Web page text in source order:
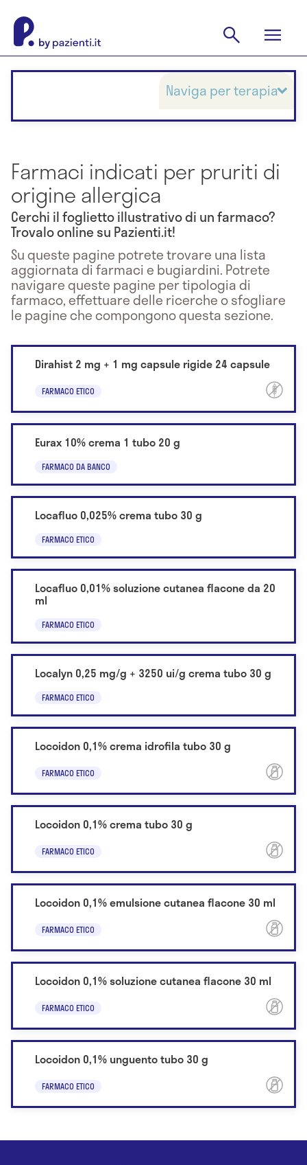
Farmaci indicati per pruriti di
origine allergica
Cerchi il foglietto illustrativo di un farmaco?
Trovalo online su Pazienti.it!
Su queste pagine potrete trovare una lista
aggiornata di farmaci e bugiardini. Potrete
navigare queste pagine per tipologia di
farmaco, effettuare delle ricerche o sfogliare
le pagine che compongono questa sezione.
Dirahist 2 mg + 1 mg capsule rigide 24 capsule
FARMACO ETICO
Eurax 10% crema 1 tubo 20 g
FARMACO DA BANCO
Locafluo 0,025% crema tubo 30 g
FARMACO ETICO
Locafluo 0,01% soluzione cutanea flacone da 20
ml
FARMACO ETICO
Localyn 0,25 mg/g + 3250 ui/g crema tubo 30 g
FARMACO ETICO
Locoidon 0,1% crema idrofila tubo 30 g
FARMACO ETICO
Locoidon 0,1% crema tubo 30 g
FARMACO ETICO
Locoidon 0,1% emulsione cutanea flacone 30 ml
FARMACO ETICO
Locoidon 0,1% soluzione cutanea flacone 30 ml
FARMACO ETICO
Locoidon 0,1% unguento tubo 30 g
FARMACO ETICO
Naviga per terapia